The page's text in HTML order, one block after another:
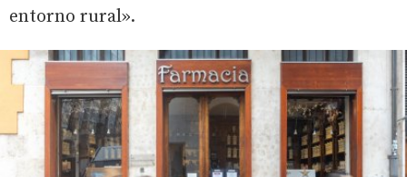
entorno rural».